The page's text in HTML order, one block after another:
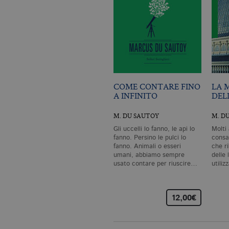
COME CONTARE FINO
A INFINITO
M. DU SAUTOY
Gli uccelli lo fanno, le api lo
fanno. Persino le pulci lo
fanno. Animali o esseri
umani, abbiamo sempre
usato contare per riuscire…
12,00€
LA
M.
Molti
che
delle
I cookie tecnici sono
dell'account. Il sito Web
Garante, i cookie analitici
Nome
CookieScriptConsent
_gid